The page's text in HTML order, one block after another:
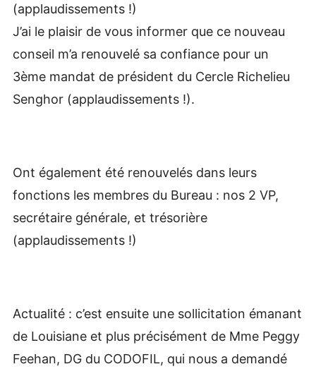
(applaudissements !)
J’ai le plaisir de vous informer que ce nouveau
conseil m’a renouvelé sa confiance pour un
3ème mandat de président du Cercle Richelieu
Senghor (applaudissements !).
Ont également été renouvelés dans leurs
fonctions les membres du Bureau : nos 2 VP,
secrétaire générale, et trésorière
(applaudissements !)
Actualité : c’est ensuite une sollicitation émanant
de Louisiane et plus précisément de Mme Peggy
Feehan, DG du CODOFIL, qui nous a demandé